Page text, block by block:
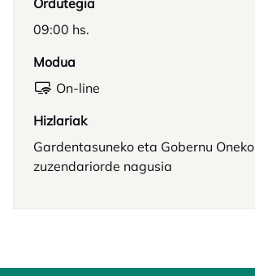
Ordutegia
09:00 hs.
Modua
On-line
Hizlariak
Gardentasuneko eta Gobernu Oneko
zuzendariorde nagusia